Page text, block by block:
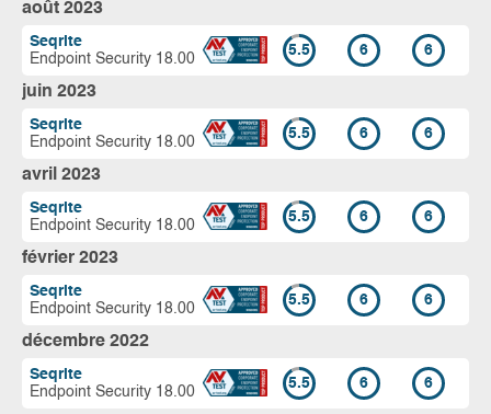
août 2023
Seqrite
Endpoint Security 18.00
5.5 6 6
juin 2023
Seqrite
Endpoint Security 18.00
5.5 6 6
avril 2023
Seqrite
Endpoint Security 18.00
5.5 6 6
février 2023
Seqrite
Endpoint Security 18.00
5.5 6 6
décembre 2022
Seqrite
Endpoint Security 18.00
5.5 6 6